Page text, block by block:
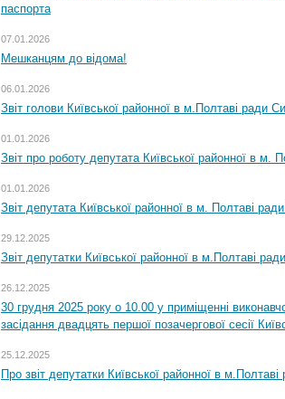
паспорта
07.01.2026
Мешканцям до відома!
06.01.2026
Звіт голови Київської районної в м.Полтаві ради
01.01.2026
Звіт про роботу депутата Київської районної в м.
01.01.2026
Звіт депутата Київської районної в м. Полтаві
29.12.2025
Звіт депутатки Київської районної в м.Полтаві
26.12.2025
30 грудня 2025 року о 10.00 у приміщенні
засідання двадцять першої позачергової сесії
25.12.2025
Про звіт депутатки Київської районної в